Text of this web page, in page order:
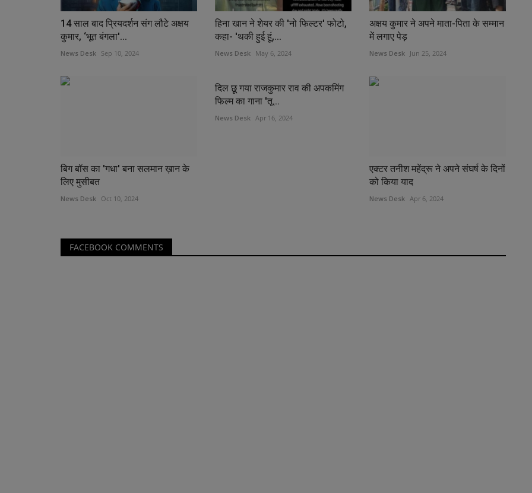
14 साल बाद प्रियदर्शन संग लौटे अक्षय
कुमार, ‘भूत बंगला'...
News Desk Sep 10, 2024
हिना खान ने शेयर की 'नो फिल्टर' फोटो,
कहा- 'थकी हुई हूं,...
News Desk May 6, 2024
अक्षय कुमार ने अपने माता-पिता के सम्मान
में लगाए पेड़
News Desk Jun 25, 2024
बिग बॉस का 'गधा' बना सलमान ख़ान के
लिए मुसीबत
News Desk Oct 10, 2024
दिल छूू गया राजकुमार राव की अपकमिंग
फिल्‍म का गाना 'तू...
News Desk Apr 16, 2024
एक्‍टर तनीश महेंद्रू ने अपने संघर्ष के दिनों
को किया याद
News Desk Apr 6, 2024
FACEBOOK COMMENTS